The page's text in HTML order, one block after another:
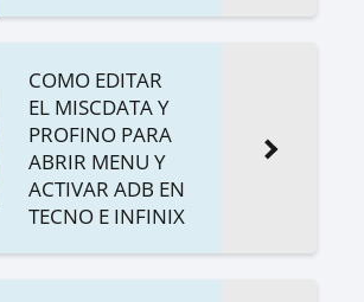
COMO EDITAR
EL MISCDATA Y
PROFINO PARA
ABRIR MENU Y
ACTIVAR ADB EN
TECNO E INFINIX